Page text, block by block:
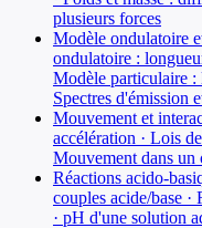
plusieurs forces
Modèle ondulatoire
ondulatoire :
Modèle particulaire :
Spectres d'émission
Mouvement et
accélération · Lois
Mouvement dans un
Réactions acido-
couples acide/base
· pH d'une solution